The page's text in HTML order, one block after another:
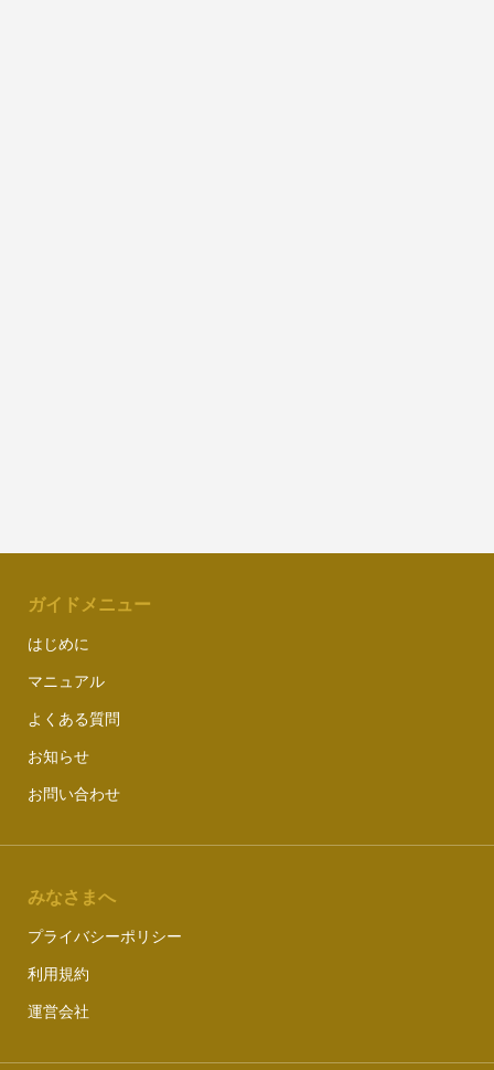
ガイドメニュー
はじめに
マニュアル
よくある質問
お知らせ
お問い合わせ
みなさまへ
プライバシーポリシー
利用規約
運営会社